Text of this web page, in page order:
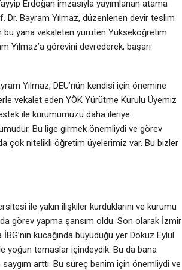
Erdoğan imzasıyla yayımlanan atama
Bayram Yılmaz, düzenlenen devir teslim
bu yana vekaleten yürüten Yükseköğretim
Yılmaz’a görevini devrederek, başarı
Yılmaz, DEÜ’nün kendisi için önemine
vekalet eden YÖK Yürütme Kurulu Üyemiz
ile kurumumuzu daha ileriye
Bu lige girmek önemliydi ve görev
çok nitelikli öğretim üyelerimiz var. Bu bizler
ile yakın ilişkiler kurduklarını ve kurumu
görev yapma şansım oldu. Son olarak İzmir
kucağında büyüdüğü yer Dokuz Eylül
yoğun temaslar içindeydik. Bu da bana
arttı. Bu süreç benim için önemliydi ve